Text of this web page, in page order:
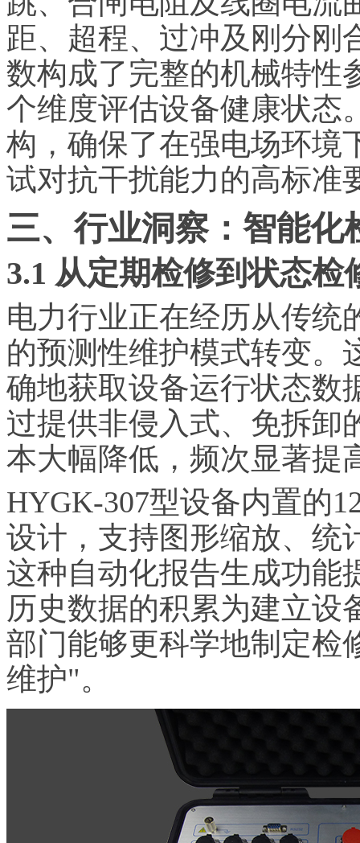
距、超程、过冲及刚分刚
数构成了完整的机械特性
个维度评估设备健康状态
构，确保了在强电场环境
试对抗干扰能力的高标准
三、行业洞察：智能化
3.1 从定期检修到状态检
电力行业正在经历从传统
的预测性维护模式转变。
确地获取设备运行状态数
过提供非侵入式、免拆卸
本大幅降低，频次显著提
HYGK-307型设备内置的
设计，支持图形缩放、统
这种自动化报告生成功能
历史数据的积累为建立设
部门能够更科学地制定检
维护"。